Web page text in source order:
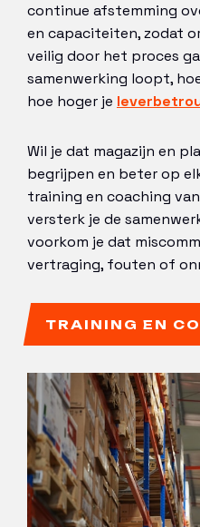
continue afstemming
en capaciteiten, zodat
veilig door het proces
samenwerking loopt,
hoe hoger je
Wil je dat magazijn en
begrijpen en beter op
training en coaching
versterk je de
voorkom je dat
vertraging, fouten of
TRAINING EN